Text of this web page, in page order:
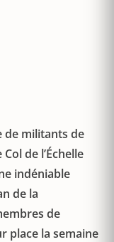
de militants de
de l’Échelle
indéniable
de la
de
place la semaine